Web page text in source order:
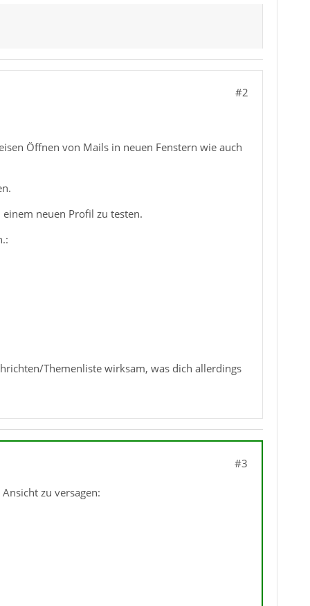
#2
Öffnen von Mails in neuen Fenstern wie auch
neuen Profil zu testen.
Themenliste wirksam, was dich allerdings
#3
zu versagen: